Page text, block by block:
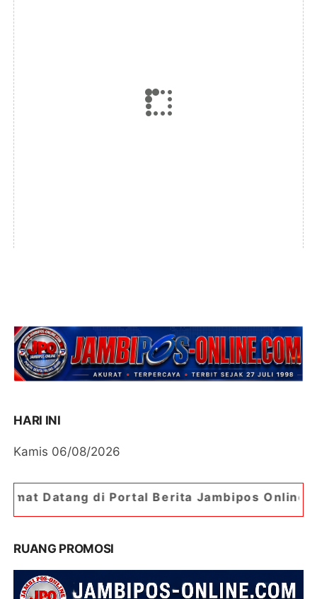
HARI INI
Kamis 06/08/2026
Portal Berita Jambipos Online. Portal Berita
RUANG PROMOSI